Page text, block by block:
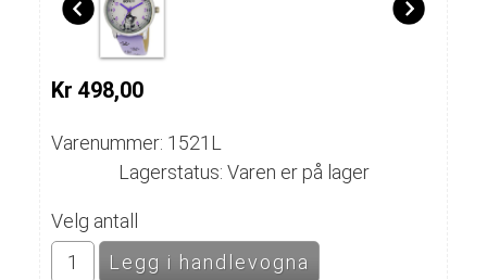
Kr 498,00
Varenummer: 1521L
Lagerstatus: Varen er på lager
Velg antall